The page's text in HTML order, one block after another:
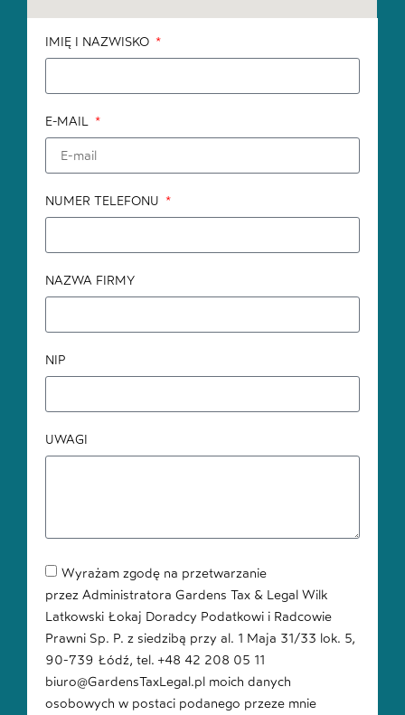
IMIĘ I NAZWISKO
E-MAIL
NUMER TELEFONU
NAZWA FIRMY
NIP
UWAGI
Wyrażam zgodę na przetwarzanie
przez Administratora Gardens Tax & Legal Wilk
Latkowski Łokaj Doradcy Podatkowi i Radcowie
Prawni Sp. P. z siedzibą przy al. 1 Maja 31/33 lok. 5,
90-739 Łódź, tel. +48 42 208 05 11
biuro@GardensTaxLegal.pl moich danych
osobowych w postaci podanego przeze mnie